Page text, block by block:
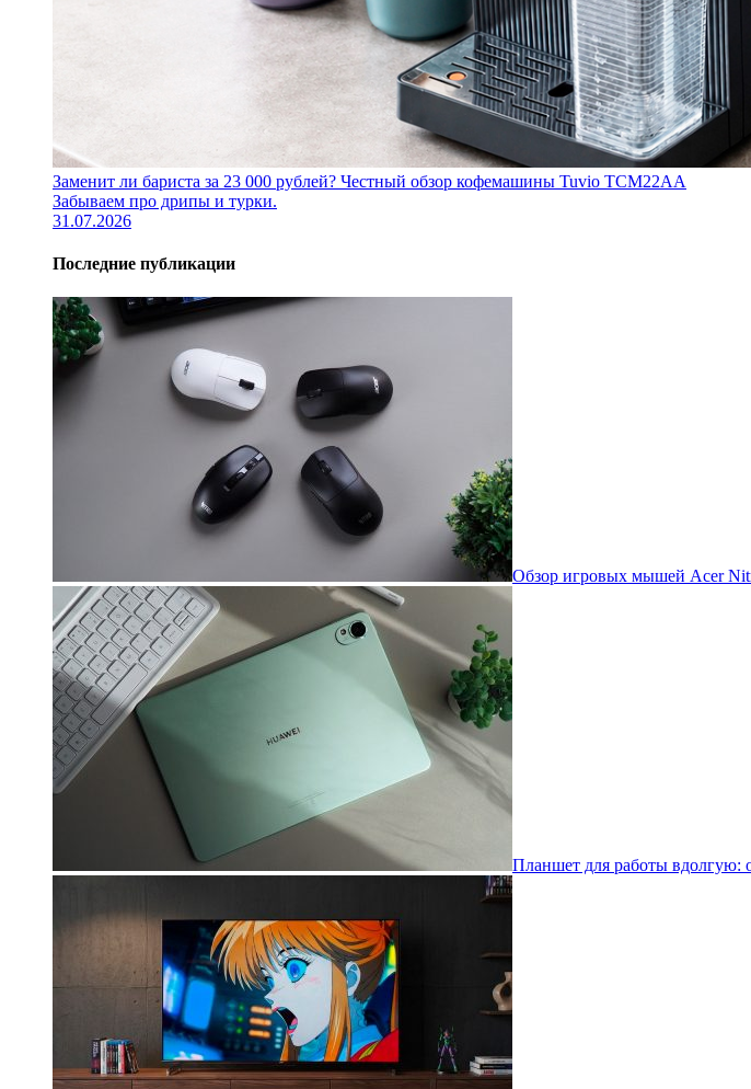
Заменит ли бариста за 23 000 рублей? Честный обзор кофемашины Tuvio TCM22AA
Забываем про дрипы и турки.
31.07.2026
Последние публикации
Обзор игровых мышей Acer
Планшет для работы вдолгую: